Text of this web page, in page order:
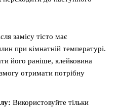
замісу тісто має
при кімнатній температурі.
його раніше, клейковина
отримати потрібну
Використовуйте тільки